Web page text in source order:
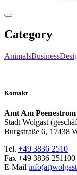
Category
AnimalsBusiness
Kontakt
Amt Am Peenestrom
Stadt Wolgast
Burgstraße 6, 17438
Tel. +49 3836 2510
Fax +49 3836 251100
E-Mail